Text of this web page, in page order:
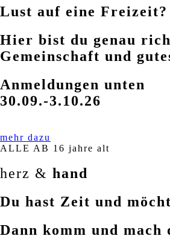
Lust auf eine Freizeit?
Hier bist du genau
Gemeinschaft und
Anmeldungen unten
30.09.-3.10.26
mehr dazu
ALLE AB 16 jahre alt
herz & hand
Du hast Zeit und
Dann komm und